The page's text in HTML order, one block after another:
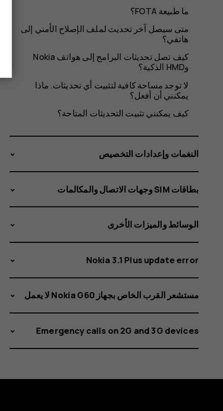
ما طبيعة FOTA؟
متى سيصل آخر تحديث لملف الإصلاح الأمني إلى
هاتفي؟
كيف تصل تحديثات البرامج إلى هواتف Nokia
وHMD الذكية؟
لا توجد مساحة كافية لتثبيت أي تحديثات. ماذا
يمكنني أن أفعل؟
كيف يمكنني تثبيت التحديثات المتاحة؟
النغمات وإعدادات التخصيص
بطاقات SIM وجهات الاتصال والمكالمات
الوسائط والميزات الأخرى
Nokia 3.1 Plus update error
مستشعر القرب الخاص بجهاز Nokia G60 لا يعمل
Emergency calls on 2G and 3G devices